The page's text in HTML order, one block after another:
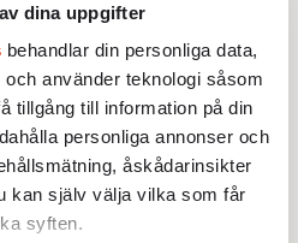
dina uppgifter
behandlar din personliga data,
använder teknologi såsom
tillgång till information på din
personliga annonser och
åskådarinsikter
kan själv välja vilka som får
syften.
Instagram,
Twitterkonton fylls
som »Team
»Trump War
2020«. Han
fans i de röda Make
till